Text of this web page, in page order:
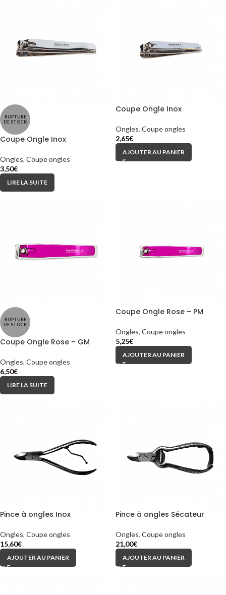
RUPTURE
DE STOCK
Coupe Ongle Inox
Ongles, Coupe ongles
3,50€
LIRE LA SUITE
Coupe Ongle Inox
Ongles, Coupe ongles
2,65€
AJOUTER AU PANIER
RUPTURE
DE STOCK
Coupe Ongle Rose – GM
Ongles, Coupe ongles
6,50€
LIRE LA SUITE
Coupe Ongle Rose – PM
Ongles, Coupe ongles
5,25€
AJOUTER AU PANIER
Pince à ongles Inox
Ongles, Coupe ongles
15,60€
AJOUTER AU PANIER
Pince à ongles Sécateur
Ongles, Coupe ongles
21,00€
AJOUTER AU PANIER